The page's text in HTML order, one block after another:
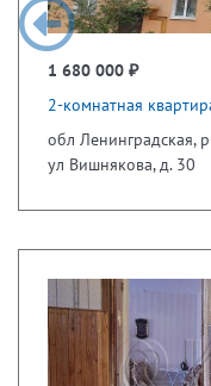
1 680 000 ₽
2-комнатная
обл Ленинградская,
ул Вишнякова, д. 30